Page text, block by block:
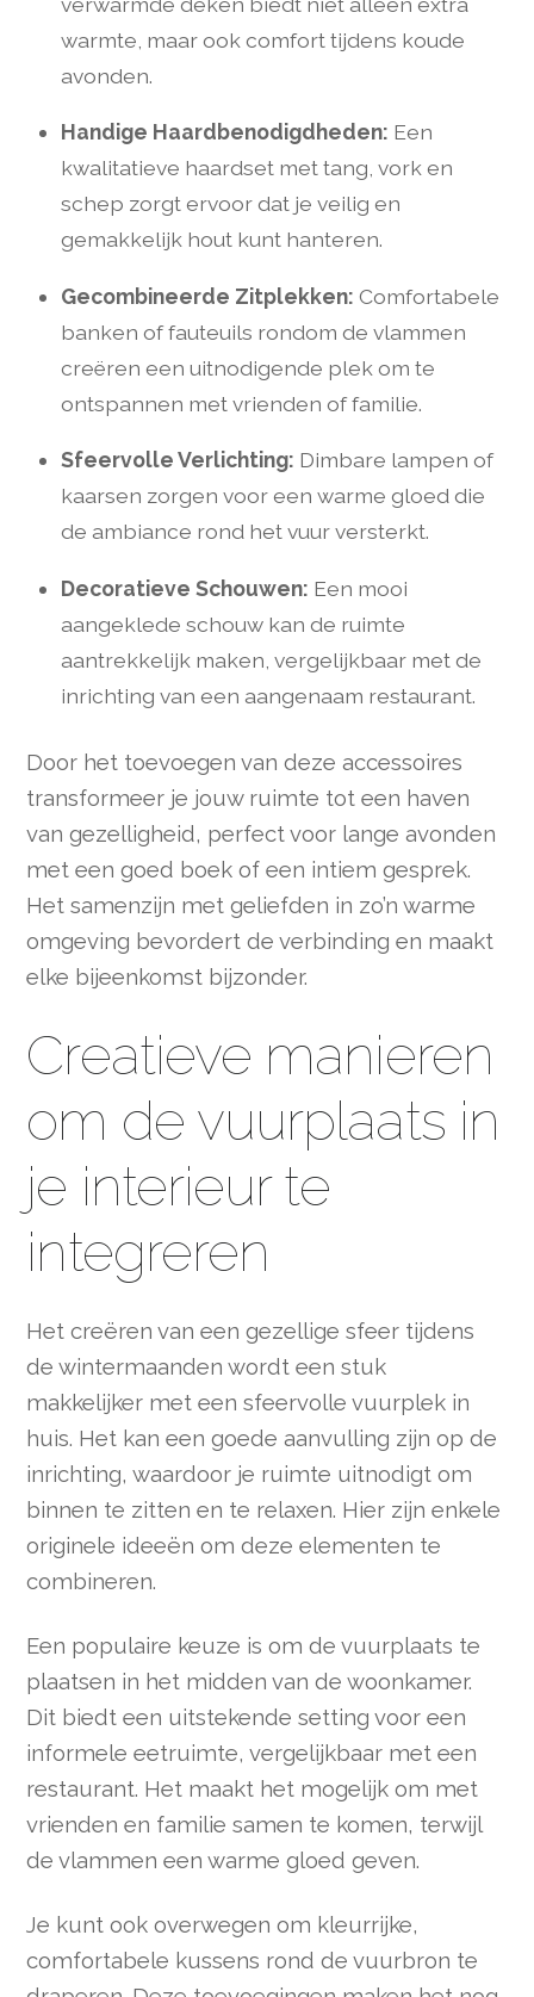
warmte, maar ook comfort tijdens koude
avonden.
Handige Haardbenodigdheden: Een
kwalitatieve haardset met tang, vork en
schep zorgt ervoor dat je veilig en
gemakkelijk hout kunt hanteren.
Gecombineerde Zitplekken: Comfortabele
banken of fauteuils rondom de vlammen
creëren een uitnodigende plek om te
ontspannen met vrienden of familie.
Sfeervolle Verlichting: Dimbare lampen of
kaarsen zorgen voor een warme gloed die
de ambiance rond het vuur versterkt.
Decoratieve Schouwen: Een mooi
aangeklede schouw kan de ruimte
aantrekkelijk maken, vergelijkbaar met de
inrichting van een aangenaam restaurant.
Door het toevoegen van deze accessoires
transformeer je jouw ruimte tot een haven
van gezelligheid, perfect voor lange avonden
met een goed boek of een intiem gesprek.
Het samenzijn met geliefden in zo’n warme
omgeving bevordert de verbinding en maakt
elke bijeenkomst bijzonder.
Creatieve manieren
om de vuurplaats in
je interieur te
integreren
Het creëren van een gezellige sfeer tijdens
de wintermaanden wordt een stuk
makkelijker met een sfeervolle vuurplek in
huis. Het kan een goede aanvulling zijn op de
inrichting, waardoor je ruimte uitnodigt om
binnen te zitten en te relaxen. Hier zijn enkele
originele ideeën om deze elementen te
combineren.
Een populaire keuze is om de vuurplaats te
plaatsen in het midden van de woonkamer.
Dit biedt een uitstekende setting voor een
informele eetruimte, vergelijkbaar met een
restaurant. Het maakt het mogelijk om met
vrienden en familie samen te komen, terwijl
de vlammen een warme gloed geven.
Je kunt ook overwegen om kleurrijke,
comfortabele kussens rond de vuurbron te